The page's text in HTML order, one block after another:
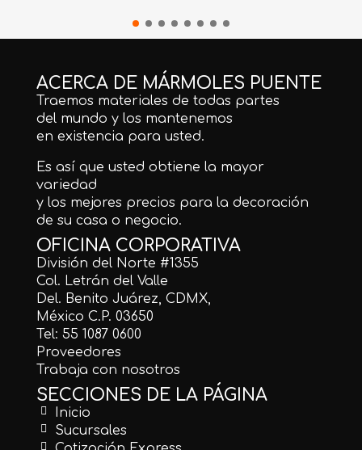
ACERCA DE MÁRMOLES PUENTE
Traemos materiales de todas partes
del mundo y los mantenemos
en existencia para usted.
Es así que usted obtiene la mayor
variedad
y los mejores precios para la decoración
de su casa o negocio.
OFICINA CORPORATIVA
División del Norte #1355
Col. Letrán del Valle
Del. Benito Juárez, CDMX,
México C.P. 03650
Tel: 55 1087 0600
Proveedores
Trabaja con nosotros
SECCIONES DE LA PÁGINA
Inicio
Sucursales